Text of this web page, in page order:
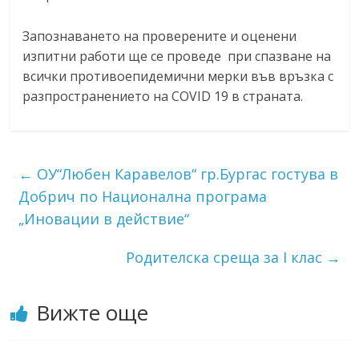
Запознаването на проверените и оценени
изпитни работи ще се проведе при спазване на
всички противоепидемични мерки във връзка с
разпространението на COVID 19 в страната.
← ОУ“Любен Каравелов“ гр.Бургас гостува в
Добрич по Национална програма
„Иновации в действие“
Родителска среща за I клас →
Вижте още